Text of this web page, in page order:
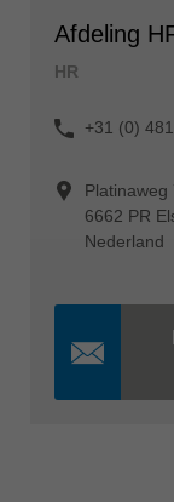
Afdeling
HR
+31 (0)
Platinaweg
6662 PR
Nederland